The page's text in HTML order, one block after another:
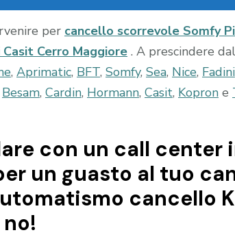
per cancello scorrevole Somfy
Cerro Maggiore . A prescindere
, Aprimatic, BFT, Somfy, Sea, Nice, Fadini
Besam, Cardin, Hormann, Casit, Kopron e
con un call center
un guasto al tuo
cancello